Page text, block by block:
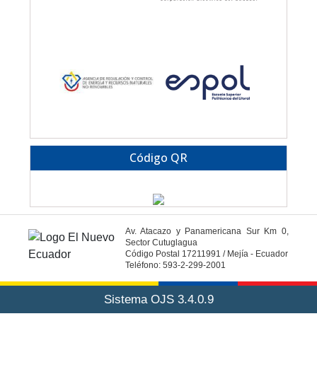
Código QR
Av. Atacazo y Panamericana Sur Km 0,
Sector Cutuglagua
Código Postal 17211991 / Mejía - Ecuador
Teléfono: 593-2-299-2001
Sistema OJS 3.4.0.9